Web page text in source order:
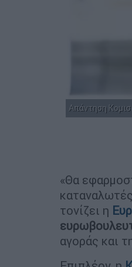
Απάντηση
«Θα
τονίζει η
αγοράς και